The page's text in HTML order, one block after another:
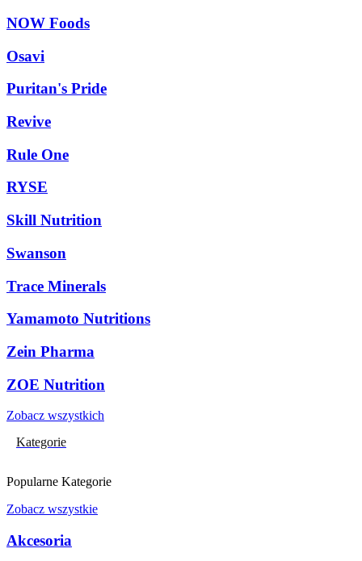
NOW Foods
Osavi
Puritan's Pride
Revive
Rule One
RYSE
Skill Nutrition
Swanson
Trace Minerals
Yamamoto Nutritions
Zein Pharma
ZOE Nutrition
Zobacz wszystkich
Kategorie
Popularne Kategorie
Zobacz wszystkie
Akcesoria